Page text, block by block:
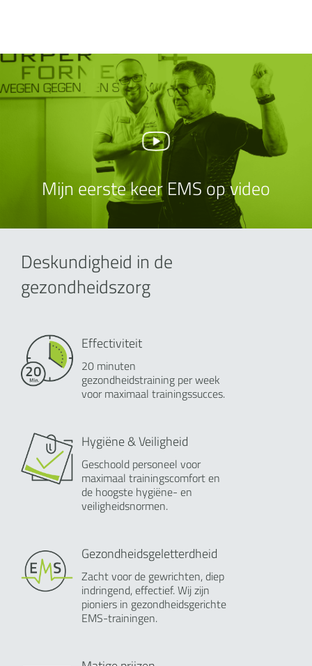
Mijn eerste keer EMS op video
Deskundigheid in de
gezondheidszorg
Effectiviteit
20 minuten
gezondheidstraining per week
voor maximaal trainingssucces.
Hygiëne & Veiligheid
Geschoold personeel voor
maximaal trainingscomfort en
de hoogste hygiëne- en
veiligheidsnormen.
Gezondheidsgeletterdheid
Zacht voor de gewrichten, diep
indringend, effectief. Wij zijn
pioniers in gezondheidsgerichte
EMS-trainingen.